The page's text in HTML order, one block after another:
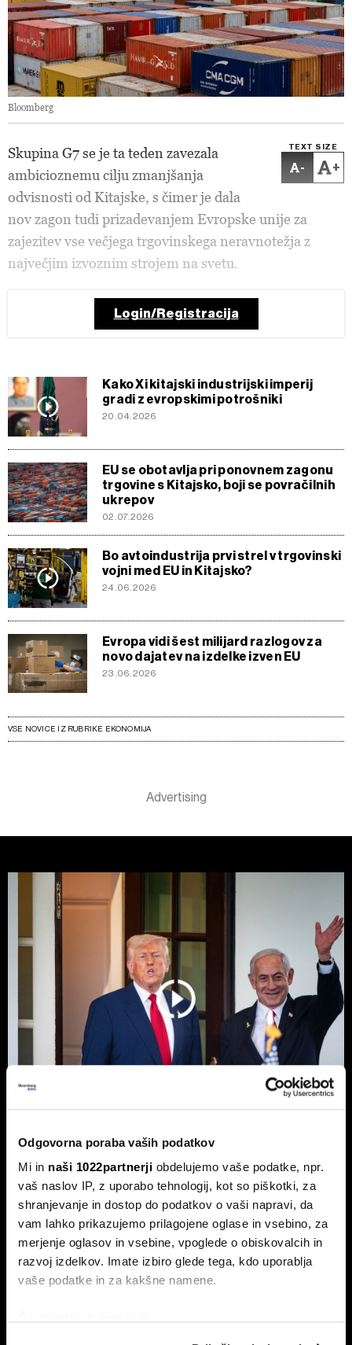
Odgovorna poraba vaših podatkov
Mi in naši 1022partnerji obdelujemo vaše podatke, npr.
vaš naslov IP, z uporabo tehnologij, kot so piškotki, za
shranjevanje in dostop do podatkov o vaši napravi, da
vam lahko prikazujemo prilagojene oglase in vsebino, za
merjenje oglasov in vsebine, vpoglede o obiskovalcih in
razvoj izdelkov. Imate izbiro glede tega, kdo uporablja
vaše podatke in za kakšne namene.
Bloomberg
TEXT SIZE
- +
Skupina G7 se je ta teden zavezala
ambicioznemu cilju zmanjšanja
odvisnosti od Kitajske, s čimer je dala
nov zagon tudi prizadevanjem Evropske unije za
zajezitev vse večjega trgovinskega neravnotežja z
največjim izvoznim strojem na svetu.
Login/Registracija
Kako Xi kitajski industrijski imperij
gradi z evropskimi potrošniki
20.04.2026
EU se obotavlja pri ponovnem zagonu
trgovine s Kitajsko, boji se povračilnih
ukrepov
02.07.2026
Bo avtoindustrija prvi strel v trgovinski
vojni med EU in Kitajsko?
24.06.2026
Evropa vidi šest milijard razlogov za
novo dajatev na izdelke izven EU
23.06.2026
VSE NOVICE IZ RUBRIKE EKONOMIJA
Top 5 novic za začetek dneva:
Odpiranje Hormuške ožine, a ne za
ZDA in Izrael?
To so prve novice dneva.